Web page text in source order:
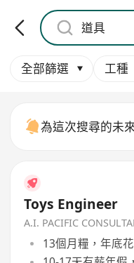
全部篩選 工種
為這次搜尋的未
Toys Engineer
A.I. PACIFIC
13個月糧，年底